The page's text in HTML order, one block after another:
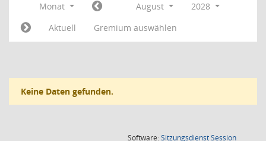
Monat August
2028
Aktuell
Gremium auswählen
Keine Daten gefunden.
Software:SitzungsdienstSession(Wird in